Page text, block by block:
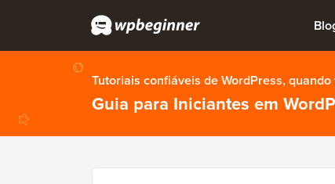
Tutoriais confiáveis de WordPress,
Guia para Iniciantes em